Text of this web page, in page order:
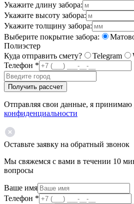
Укажите длину забора:
Укажите высоту забора:
Укажите толщину забора:
Выберите покрытие забора:
Полиэстер
Куда отправить смету?
Telegram
Телефон *
Получить рассчет
Отправляя свои данные, я принимаю
конфиденциальности
Оставьте заявку на обратный звонок
Мы свяжемся с вами в течении 10
вопросы
Ваше имя
Телефон *